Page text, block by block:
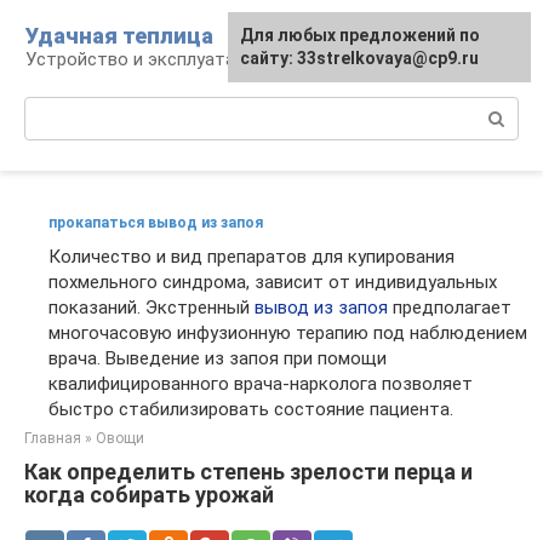
контенту
Удачная теплица
Устройство и эксплуатация теплиц
прокапаться вывод из запоя
Количество и вид препаратов для купирования
похмельного синдрома, зависит от индивидуальных
показаний. Экстренный вывод из запоя предполагает
многочасовую инфузионную терапию под наблюдением
врача. Выведение из запоя при помощи
квалифицированного врача-нарколога позволяет
быстро стабилизировать состояние пациента.
Главная » Овощи
Как определить степень зрелости перца и
когда собирать урожай
Для любых предложений по
сайту: 33strelkovaya@cp9.ru